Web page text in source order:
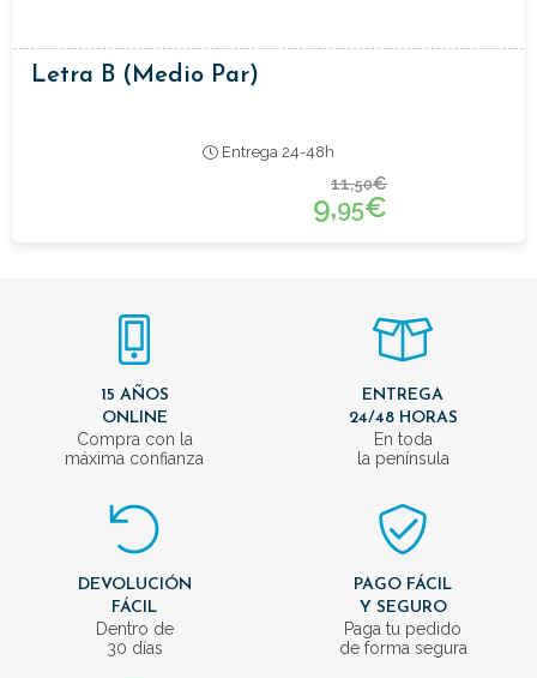
Letra B (medio Par)
Entrega 24-48h
11,50€
9,95€
15 AÑOS
ONLINE
Compra con la
máxima confianza
ENTREGA
24/48 HORAS
En toda
la península
DEVOLUCIÓN
FÁCIL
Dentro de
30 días
PAGO FÁCIL
Y SEGURO
Paga tu pedido
de forma segura